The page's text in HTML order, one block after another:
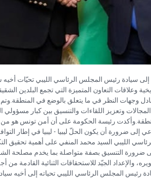
سيادة رئيس المجلس الرئاسي الليبي تحيّات أخيه
وعلاقات التعاون المتميزة التي تجمع البلدين
وجهات النظر في ما يتعلق بالوضع في
وتعزيز اللقاءات والتنسيق بين كبار مسؤولي
رئيسة الحكومة على أن أمن تونس هو من
إلى ضرورة أن يكون الحلّ ليبيا - ليبيا في إطار
الليبي السيد محمد المنفي على أهمية تحقيق
التنسيق بصفة متواصلة بما يخدم مصلحة
والإعداد الجيّد للاستحقاقات الثنائية القادمة
رئيس المجلس الرئاسي الليبي تحياته إلى أخيه